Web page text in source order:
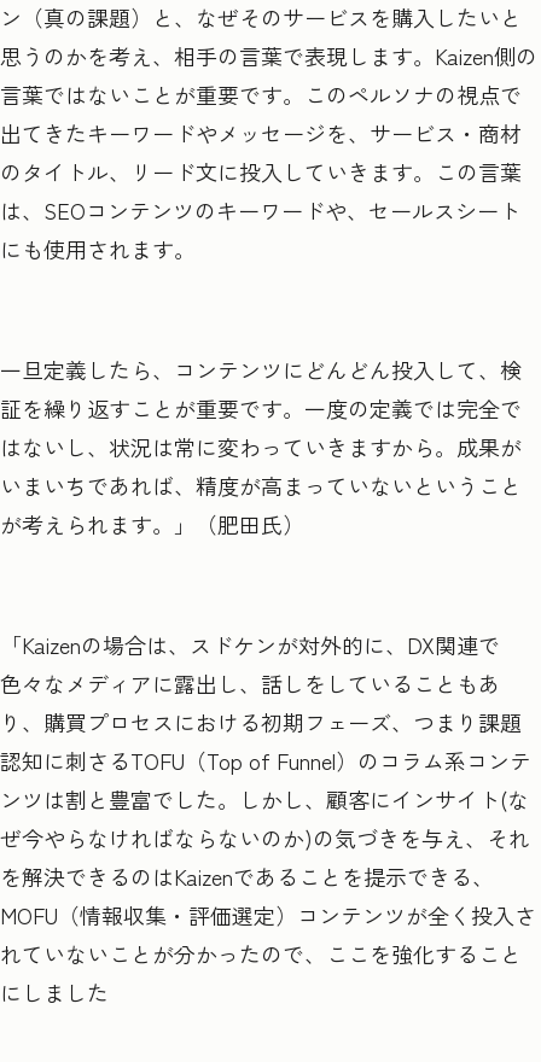
ン（真の課題）と、なぜそのサービスを購入したいと
思うのかを考え、相手の言葉で表現します。Kaizen側の
言葉ではないことが重要です。このペルソナの視点で
出てきたキーワードやメッセージを、サービス・商材
のタイトル、リード文に投入していきます。この言葉
は、SEOコンテンツのキーワードや、セールスシート
にも使用されます。
一旦定義したら、コンテンツにどんどん投入して、検
証を繰り返すことが重要です。一度の定義では完全で
はないし、状況は常に変わっていきますから。成果が
いまいちであれば、精度が高まっていないということ
が考えられます。」（肥田氏）
「Kaizenの場合は、スドケンが対外的に、DX関連で
色々なメディアに露出し、話しをしていることもあ
り、購買プロセスにおける初期フェーズ、つまり課題
認知に刺さるTOFU（Top of Funnel）のコラム系コンテ
ンツは割と豊富でした。しかし、顧客にインサイト(な
ぜ今やらなければならないのか)の気づきを与え、それ
を解決できるのはKaizenであることを提示できる、
MOFU（情報収集・評価選定）コンテンツが全く投入さ
れていないことが分かったので、ここを強化すること
にしました